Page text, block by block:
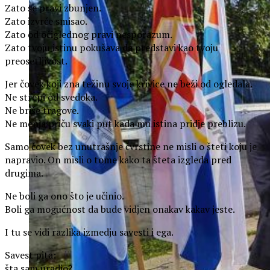
Zato se pravi zbunjen.
Zato izvrće smisao.
Zato od očiglednog pravi nesporazum.
Zato tvoju istinu pokušava da predstavi kao tvoju
preosetljivost.
Jer čovek koji zna težinu svoje krivice ne beži od ogledala.
Ne strepi od svedoka.
Ne briše tragove.
Ne menja priču svaki put kada mu istina pridje preblizu.
Samo čovek bez unutrašnje čvrstine ne misli o šteti koju je
napravio. On misli o tome kako ta šteta izgleda pred
drugima.
Ne boli ga ono što je učinio.
Boli ga mogućnost da bude vidjen onakav kakav jeste.
I tu se vidi razlika izmedju savesti i ega.
Savest pita: